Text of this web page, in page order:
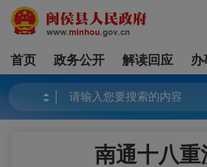
首页 政务公开 解读回应 办
南通十八重